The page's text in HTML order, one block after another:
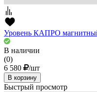
Уровень КАПРО
В наличии
(0)
6 580
/шт
В корзину
Быстрый просмотр